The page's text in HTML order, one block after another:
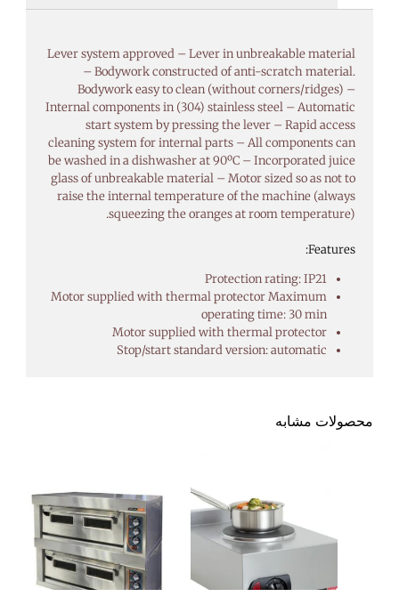
Lever system approved – Lever in unbreakable material
– Bodywork constructed of anti-scratch material.
Bodywork easy to clean (without corners/ridges) –
Internal components in (304) stainless steel – Automatic
start system by pressing the lever – Rapid access
cleaning system for internal parts – All components can
be washed in a dishwasher at 90ºC – Incorporated juice
glass of unbreakable material – Motor sized so as not to
raise the internal temperature of the machine (always
squeezing the oranges at room temperature).
Features:
Protection rating: IP21
Motor supplied with thermal protector Maximum
operating time: 30 min
Motor supplied with thermal protector
Stop/start standard version: automatic
محصولات مشابه